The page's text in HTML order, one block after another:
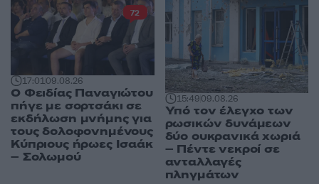
17:0109.08.26
Ο Φειδίας Παναγιώτου
πήγε με σορτσάκι σε
εκδήλωση μνήμης για
τους δολοφονημένους
Κύπριους ήρωες Ισαάκ
– Σολωμού
72
15:4909.08.26
Υπό τον έλεγχο των
ρωσικών δυνάμεων
δύο ουκρανικά χωριά
– Πέντε νεκροί σε
ανταλλαγές
πληγμάτων